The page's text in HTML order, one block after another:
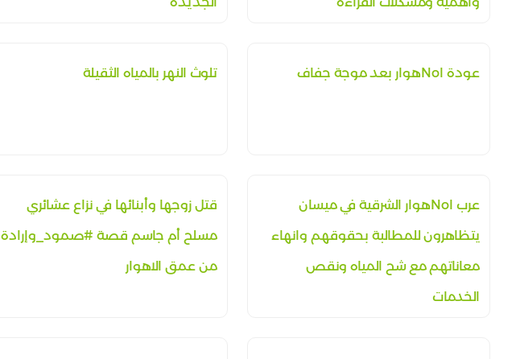
عودة اNoهوار بعد موجة جفاف تلوث النهر بالمياه الثقيلة
عرب اNoهوار الشرقية في ميسان
يتظاهرون للمطالبة بحقوقهم وانهاء
معاناتهم مع شح المياه ونقص
الخدمات
قتل زوجها وأبنائها في نزاع عشائري
مسلح أم جاسم قصة #صمود_وإرادة
من عمق الاهوار